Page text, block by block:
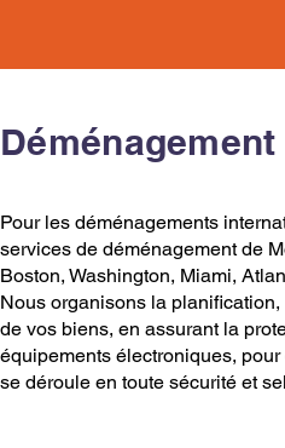
​Pour les déménagements
services de déménagementde
Boston, Washington, Miami,
Nous organisons la planification,
de vos biens, en assurant la
équipements électroniques, pour
se déroule en toute sécurité et